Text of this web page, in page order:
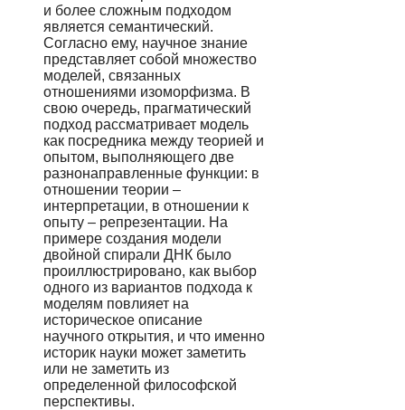
и более сложным подходом
является семантический.
Согласно ему, научное знание
представляет собой множество
моделей, связанных
отношениями изоморфизма. В
свою очередь, прагматический
подход рассматривает модель
как посредника между теорией и
опытом, выполняющего две
разнонаправленные функции: в
отношении теории –
интерпретации, в отношении к
опыту – репрезентации. На
примере создания модели
двойной спирали ДНК было
проиллюстрировано, как выбор
одного из вариантов подхода к
моделям повлияет на
историческое описание
научного открытия, и что именно
историк науки может заметить
или не заметить из
определенной философской
перспективы.